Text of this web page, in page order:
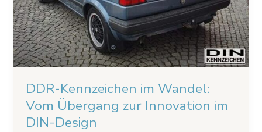
DDR-Kennzeichen im Wandel:
Vom Übergang zur Innovation im
DIN-Design
im
DIN-
Design